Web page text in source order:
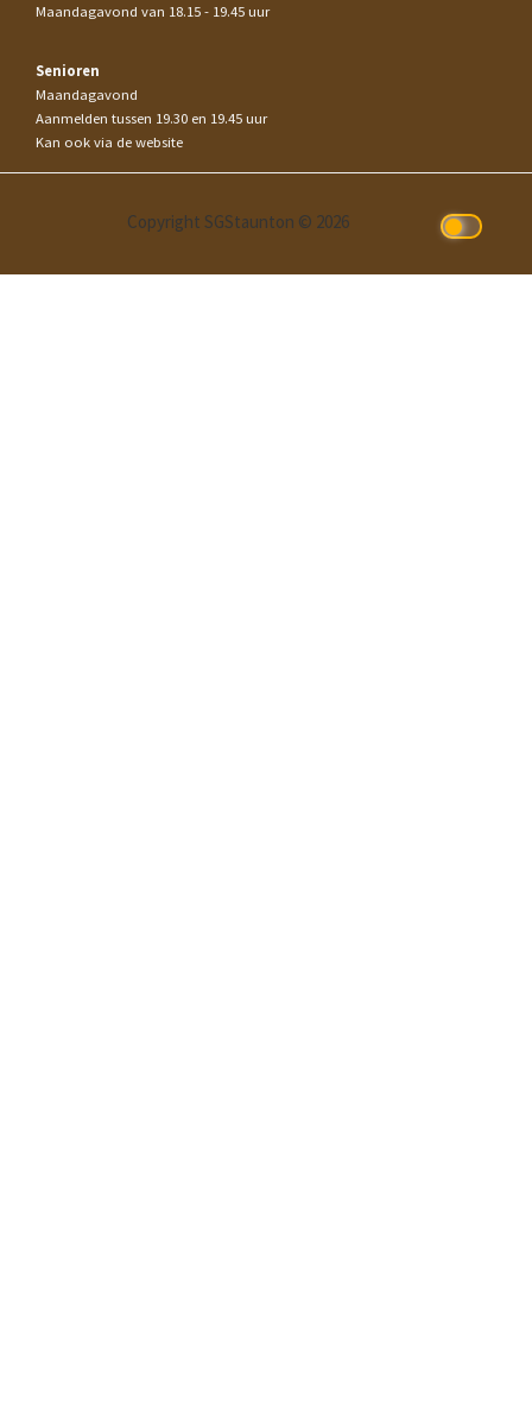
Maandagavond van 18.15 - 19.45 uur
Senioren
Maandagavond
Aanmelden tussen 19.30 en 19.45 uur
Kan ook via de website
Copyright SGStaunton © 2026